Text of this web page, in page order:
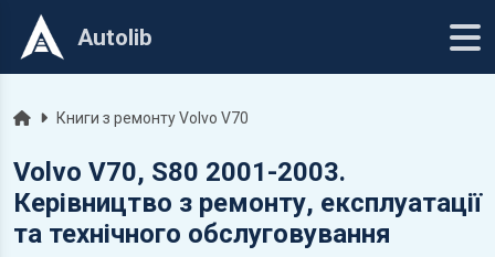
Autolib
ГоловнаКниги з ремонту Volvo V70
Volvo V70, S80 2001-2003.
Керівництво з ремонту, експлуатації
та технічного обслуговування